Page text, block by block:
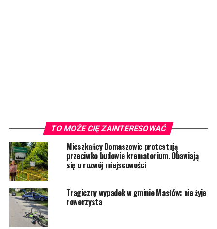
TO MOŻE CIĘ ZAINTERESOWAĆ
Mieszkańcy Domaszowic protestują
przeciwko budowie krematorium. Obawiają
się o rozwój miejscowości
Tragiczny wypadek w gminie Masłów: nie żyje
rowerzysta